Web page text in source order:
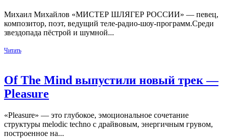
Михаил Михайлов «МИСТЕР ШЛЯГЕР РОССИИ» — певец,
композитор, поэт, ведущий теле-радио-шоу-программ.Среди
звездопада пёстрой и шумной...
Читать
Of The Mind выпустили новый трек —
Pleasure
«Pleasure» — это глубокое, эмоциональное сочетание
структуры melodic techno с драйвовым, энергичным грувом,
построенное на...